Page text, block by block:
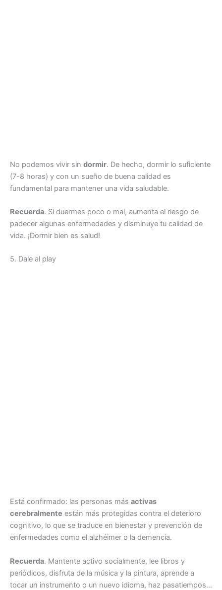
No podemos vivir sin dormir. De hecho, dormir lo suficiente
(7-8 horas) y con un sueño de buena calidad es
fundamental para mantener una vida saludable.
Recuerda. Si duermes poco o mal, aumenta el riesgo de
padecer algunas enfermedades y disminuye tu calidad de
vida. ¡Dormir bien es salud!
5. Dale al play
Está confirmado: las personas más activas
cerebralmente están más protegidas contra el deterioro
cognitivo, lo que se traduce en bienestar y prevención de
enfermedades como el alzhéimer o la demencia.
Recuerda. Mantente activo socialmente, lee libros y
periódicos, disfruta de la música y la pintura, aprende a
tocar un instrumento o un nuevo idioma, haz pasatiempos…